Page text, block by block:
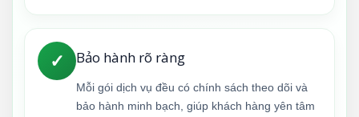
✓ Bảo hành rõ ràng
Mỗi gói dịch vụ đều có chính sách theo dõi và
bảo hành minh bạch, giúp khách hàng yên tâm